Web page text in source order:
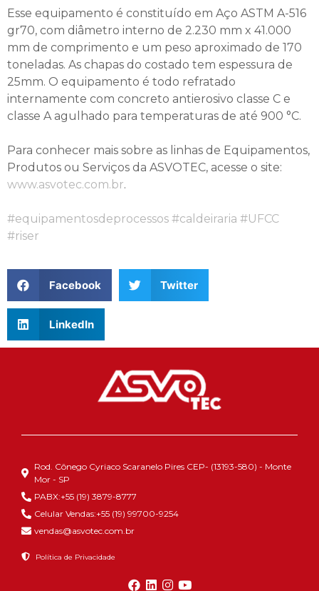
Esse equipamento é constituído em Aço ASTM A-516
gr70, com diâmetro interno de 2.230 mm x 41.000
mm de comprimento e um peso aproximado de 170
toneladas. As chapas do costado tem espessura de
25mm. O equipamento é todo refratado
internamente com concreto antierosivo classe C e
classe A agulhado para temperaturas de até 900 °C.
Para conhecer mais sobre as linhas de Equipamentos,
Produtos ou Serviços da ASVOTEC, acesse o site:
www.asvotec.com.br.
#equipamentosdeprocessos #caldeiraria #UFCC
#riser
Facebook Twitter
LinkedIn
Rod. Cônego Cyriaco Scaranelo Pires CEP- (13193-580) - Monte
Mor - SP
PABX:+55 (19) 3879-8777
Celular Vendas:+55 (19) 99700-9254
vendas@asvotec.com.br
Política de Privacidade